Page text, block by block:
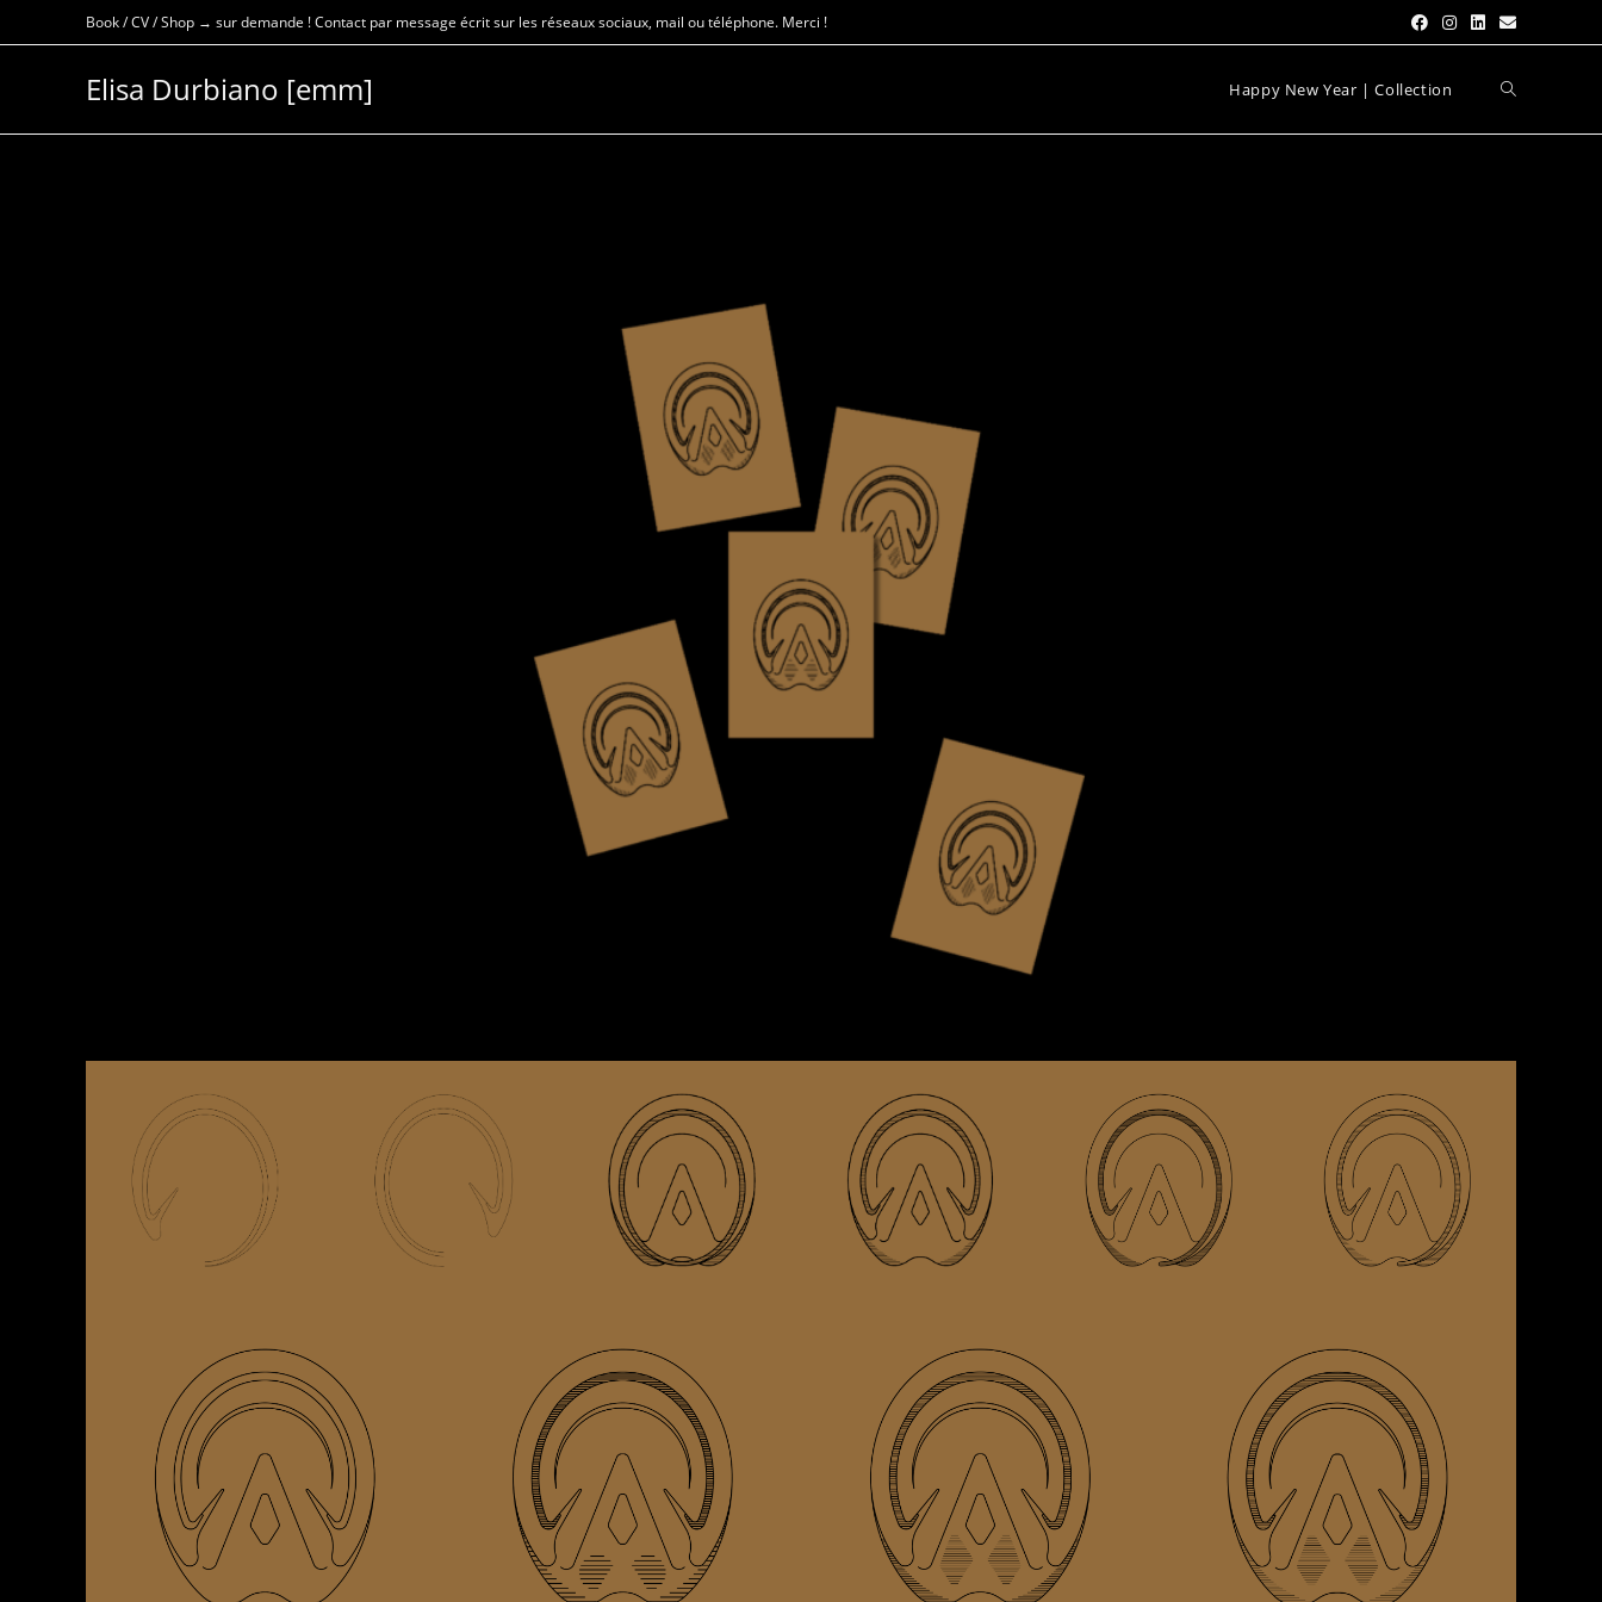
to
Book / CV / Shop → sur demande ! Contact par message écrit sur les réseaux sociaux, mail ou téléphone. Merci !
Elisa Durbiano [emm] Happy New Year | Collection